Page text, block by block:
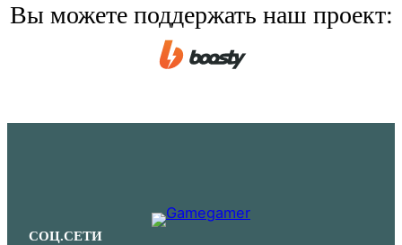
Вы можете поддержать наш проект:
СОЦ.СЕТИ